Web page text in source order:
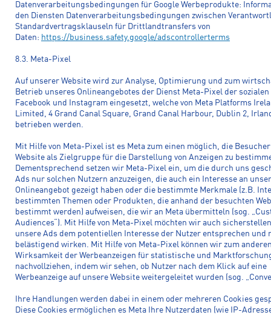
Datenverarbeitungsbedingungen für Google Werbeprodukte:
den Diensten Datenverarbeitungsbedingungen zwischen
Standardvertragsklauseln für Drittlandtransfers von
Daten: https://business.safety.google/adscontrollerterms
8.3. Meta-Pixel
Auf unserer Website wird zur Analyse, Optimierung und zum
Betrieb unseres Onlineangebotes der Dienst Meta-Pixel der
Facebook und Instagram eingesetzt, welche von Meta Platforms
Limited, 4 Grand Canal Square, Grand Canal Harbour, Dublin 2,
betrieben werden.
Mit Hilfe von Meta-Pixel ist es Meta zum einen möglich, die
Website als Zielgruppe für die Darstellung von Anzeigen zu
Dementsprechend setzen wir Meta-Pixel ein, um die durch uns
Ads nur solchen Nutzern anzuzeigen, die auch ein Interesse an
Onlineangebot gezeigt haben oder die bestimmte Merkmale (z.B.
bestimmten Themen oder Produkten, die anhand der besuchten
bestimmt werden) aufweisen, die wir an Meta übermitteln (sog.
Audiences“). Mit Hilfe von Meta-Pixel möchten wir auch
unsere Ads dem potentiellen Interesse der Nutzer entsprechen und
belästigend wirken. Mit Hilfe von Meta-Pixel können wir zum
Wirksamkeit der Werbeanzeigen für statistische und
nachvollziehen, indem wir sehen, ob Nutzer nach dem Klick auf eine
Werbeanzeige auf unsere Website weitergeleitet wurden (sog.
Ihre Handlungen werden dabei in einem oder mehreren Cookies
Diese Cookies ermöglichen es Meta Ihre Nutzerdaten (wie IP-